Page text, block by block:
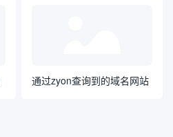
通过zyon查询到的域名网站